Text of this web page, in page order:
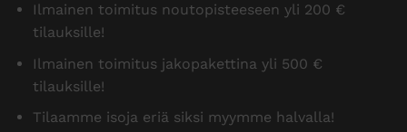
Ilmainen toimitus noutopisteeseen yli 200 €
tilauksille!
Ilmainen toimitus jakopakettina yli 500 €
tilauksille!
Tilaamme isoja eriä siksi myymme halvalla!